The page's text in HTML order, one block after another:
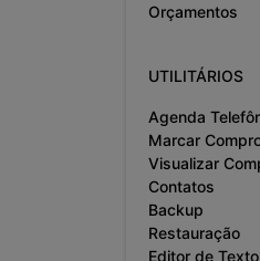
Orçamentos
UTILITÁRIOS
Agenda
Marcar
Visualizar
Contatos
Backup
Restauração
Editor de Texto